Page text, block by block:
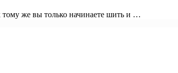
же вы только начинаете шить и …